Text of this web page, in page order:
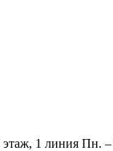
1 линия Пн. –